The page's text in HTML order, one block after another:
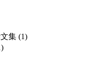
集 (1)